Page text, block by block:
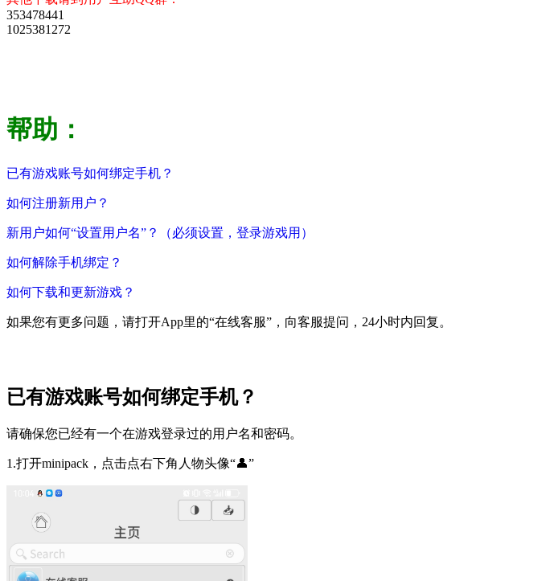
353478441
1025381272
帮助：
已有游戏账号如何绑定手机？
如何注册新用户？
新用户如何“设置用户名”？（必须设置，登录游戏用）
如何解除手机绑定？
如何下载和更新游戏？
如果您有更多问题，请打开App里的“在线客服”，向客服提问，24小时内回复。
已有游戏账号如何绑定手机？
请确保您已经有一个在游戏登录过的用户名和密码。
1.打开minipack，点击点右下角人物头像“👤”